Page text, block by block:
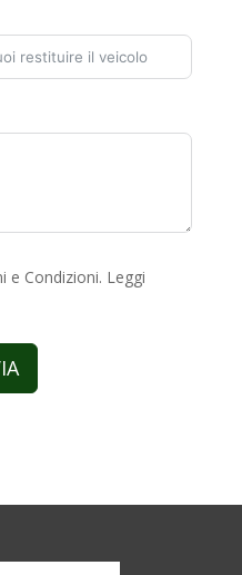
e Condizioni. Leggi